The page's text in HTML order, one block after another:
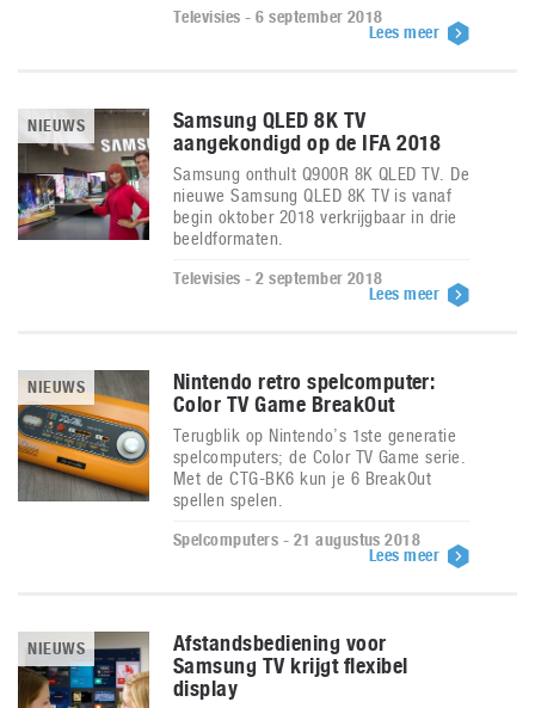
Televisies - 6 september 2018
Lees meer
NIEUWS
Samsung QLED 8K TV
aangekondigd op de IFA 2018
Samsung onthult Q900R 8K QLED TV. De
nieuwe Samsung QLED 8K TV is vanaf
begin oktober 2018 verkrijgbaar in drie
beeldformaten.
Televisies - 2 september 2018
Lees meer
NIEUWS
Nintendo retro spelcomputer:
Color TV Game BreakOut
Terugblik op Nintendo’s 1ste generatie
spelcomputers; de Color TV Game serie.
Met de CTG-BK6 kun je 6 BreakOut
spellen spelen.
Spelcomputers - 21 augustus 2018
Lees meer
NIEUWS
Afstandsbediening voor
Samsung TV krijgt flexibel
display